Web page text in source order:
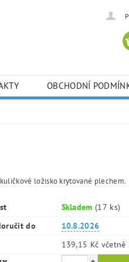
OBCHODNÍ
ložisko krytované plechem.
Skladem(17 ks)
do
10.8.2026
139,15 Kč